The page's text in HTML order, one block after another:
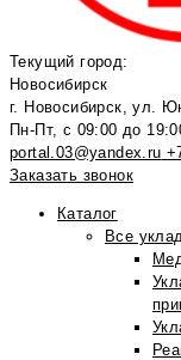
Текущий город:
Новосибирск
г. Новосибирск, ул.
Пн-Пт, с 09:00 до
portal.03@yandex.ru
Заказать звонок
Каталог
Все